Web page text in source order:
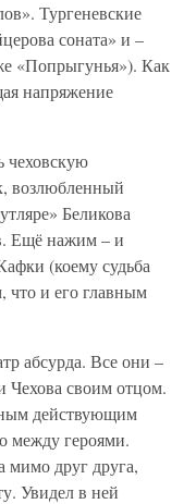
Тургеневские
соната» и –
«Попрыгунья»). Как
напряжение
чеховскую
возлюбленный
Беликова
Ещё нажим – и
(коему судьба
что и его главным
абсурда. Все они –
Чехова своим отцом.
действующим
между героями.
мимо друг друга,
Увидел в ней